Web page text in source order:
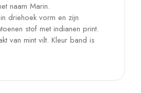
naam Marin.
driehoek vorm en zijn
stof met indianen print.
van mint vilt. Kleur band is